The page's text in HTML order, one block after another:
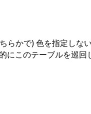
らかで) 色を指定しな
にこのテーブルを巡